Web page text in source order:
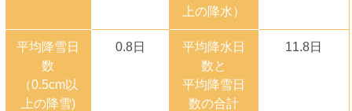
上の降水）
平均降雪日
数
（0.5cm以
上の降雪)
0.8日
平均降水日
数と
平均降雪日
数の合計
11.8日